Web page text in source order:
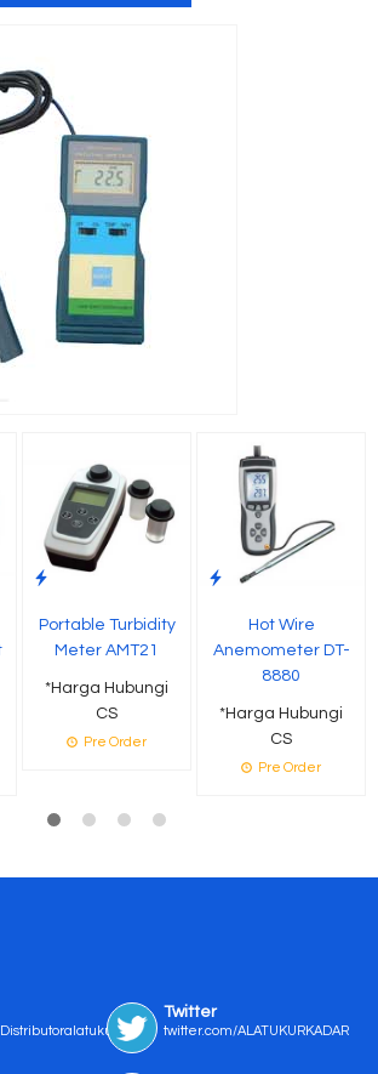
Portable Turbidity
Meter AMT21
*Harga Hubungi
CS
Pre Order
Hot Wire
Anemometer DT-
8880
*Harga Hubungi
CS
Pre Order
Twitter
twitter.com/ALATUKURKADAR